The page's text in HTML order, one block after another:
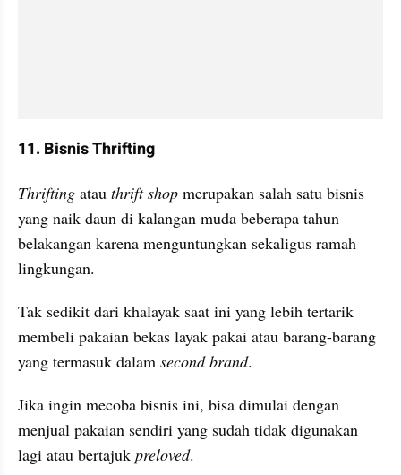
11. Bisnis Thrifting
Thrifting atau thrift shop merupakan salah satu bisnis
yang naik daun di kalangan muda beberapa tahun
belakangan karena menguntungkan sekaligus ramah
lingkungan.
Tak sedikit dari khalayak saat ini yang lebih tertarik
membeli pakaian bekas layak pakai atau barang-barang
yang termasuk dalam second brand.
Jika ingin mecoba bisnis ini, bisa dimulai dengan
menjual pakaian sendiri yang sudah tidak digunakan
lagi atau bertajuk preloved.